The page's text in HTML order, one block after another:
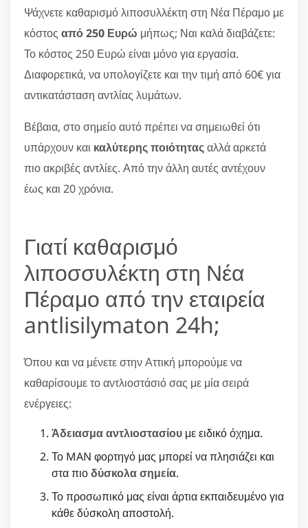
Ψάχνετε καθαρισμό λιποσυλλέκτη στη Νέα Πέραμο με
κόστος από 250 Ευρώ μήπως; Ναι καλά διαβάζετε:
Το κόστος 250 Ευρώ είναι μόνο για εργασία.
Διαφορετικά, να υπολογίζετε και την τιμή από 60€ για
αντικατάσταση αντλίας λυμάτων.
Βέβαια, στο σημείο αυτό πρέπει να σημειωθεί ότι
υπάρχουν και καλύτερης ποιότηταςαλλά αρκετά
πιο ακριβές αντλίες. Από την άλλη αυτές αντέχουν
έως και 20 χρόνια.
Γιατί καθαρισμό
λιποσσυλέκτη στη Νέα
Πέραμο από την εταιρεία
antlisilymaton 24h;
Όπου και να μένετε στην Αττική μπορούμε να
καθαρίσουμε το αντλιοστάσιό σας με μία σειρά
ενέργειες:
Άδειασμα αντλιοστασίου με ειδικό όχημα.
Το MAN φορτηγό μας μπορεί να πλησιάζει και
στα πιοδύσκολα σημεία.
Το προσωπικό μας είναι άρτια εκπαιδευμένο για
κάθε δύσκολη αποστολή.